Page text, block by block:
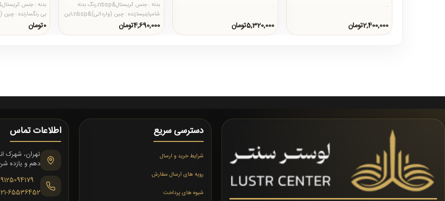
..
2,400,000تومان
..
5,320,000تومان
بدنه : جنس کریستال&nbsp;رنگ بدنه
شامپاینیسازنده : چین (وارداتی)&nbsp;این
محصول در تعداد شاخه های دیو..
4,690,000تومان محصول در تعداد
0تومان
دسترسی سریع
شرایط خرید و ارسال
رویه های ارسال سفارش
شیوه های پرداخت
اطلاعات تماس
دهم و یازده
65536452